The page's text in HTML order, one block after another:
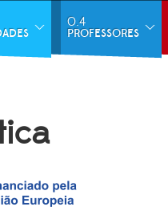
0.4
PROFESSORES